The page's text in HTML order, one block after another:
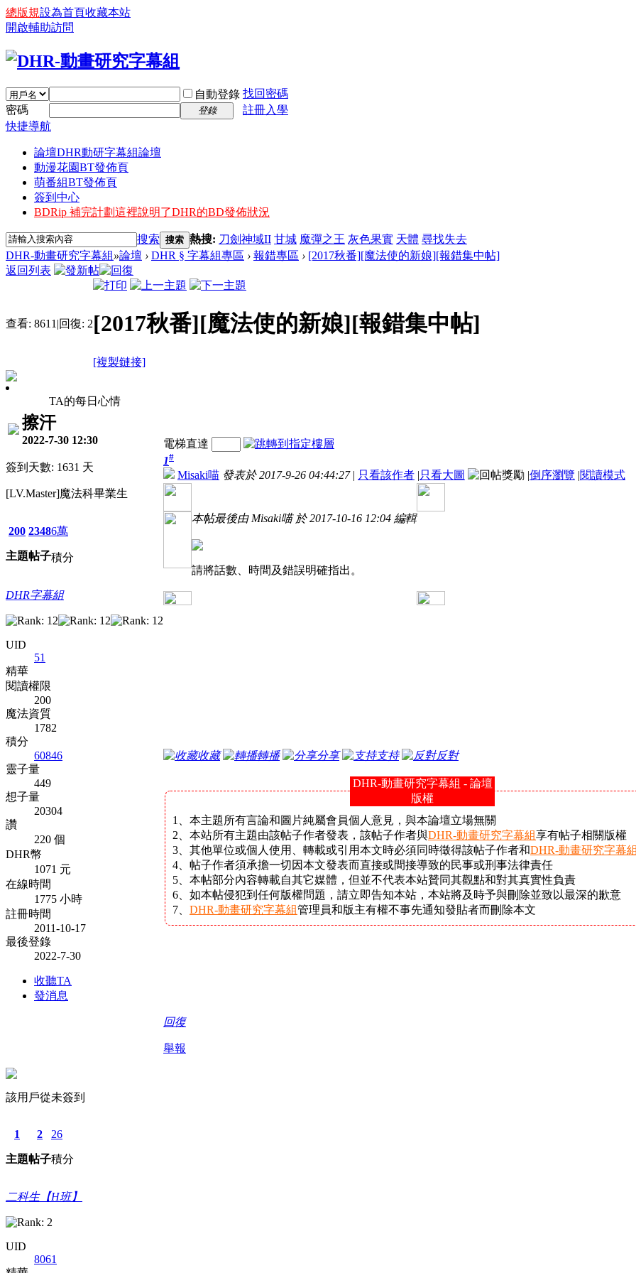
總版規設為首頁收藏本站
開啟輔助訪問
自動登錄 找回密碼
密碼
登錄
註冊入學
快捷導航
論壇DHR動研字幕組論壇
動漫花園BT發佈頁
萌番組BT發佈頁
簽到中心
BDRip 補完計劃這裡說明了DHR的BD發佈狀況
搜索 搜索 熱搜: 刀劍神域II 甘城 魔彈之王 灰色果實 天體 尋找失去
DHR-動畫研究字幕組»論壇 › DHR § 字幕組專區 › 報錯專區 › [2017秋番][魔法使的新娘][報錯集中帖]
返回列表
查看: 8611 |回復: 2[2017秋番][魔法使的新娘][報錯集中帖]
[複製鏈接]
TA的每日心情
擦汗
2022-7-30 12:30
簽到天數: 1631 天
[LV.Master]魔法科畢業生
200
主題
2348
帖子
6萬
積分
DHR字幕組
UID
51
精華
閱讀權限
200
魔法資質
1782
積分
60846
靈子量
449
想子量
20304
讚
220 個
DHR幣
1071 元
在線時間
1775 小時
註冊時間
2011-10-17
最後登錄
2022-7-30
收聽TA
發消息
電梯直達
1#
Misaki喵 發表於 2017-9-26 04:44:27 | 只看該作者 |只看大圖 |倒序瀏覽 |閱讀模式
本帖最後由 Misaki喵 於 2017-10-16 12:04 編輯
請將話數、時間及錯誤明確指出。
收藏 轉播 分享 支持 反對
DHR-動畫研究字幕組 - 論壇
版權
1、本主題所有言論和圖片純屬會員個人意見，與本論壇立場無關
2、本站所有主題由該帖子作者發表，該帖子作者與DHR-動畫研究字幕組享有帖子相關版權
3、其他單位或個人使用、轉載或引用本文時必須同時徵得該帖子作者和DHR-動畫研究字幕組
4、帖子作者須承擔一切因本文發表而直接或間接導致的民事或刑事法律責任
5、本帖部分內容轉載自其它媒體，但並不代表本站贊同其觀點和對其真實性負責
6、如本帖侵犯到任何版權問題，請立即告知本站，本站將及時予與刪除並致以最深的歉意
7、 DHR-動畫研究字幕組管理員和版主有權不事先通知發貼者而刪除本文
回復
舉報
該用戶從未簽到
1
主題
2
帖子
26
積分
二科生【H班】
UID
8061